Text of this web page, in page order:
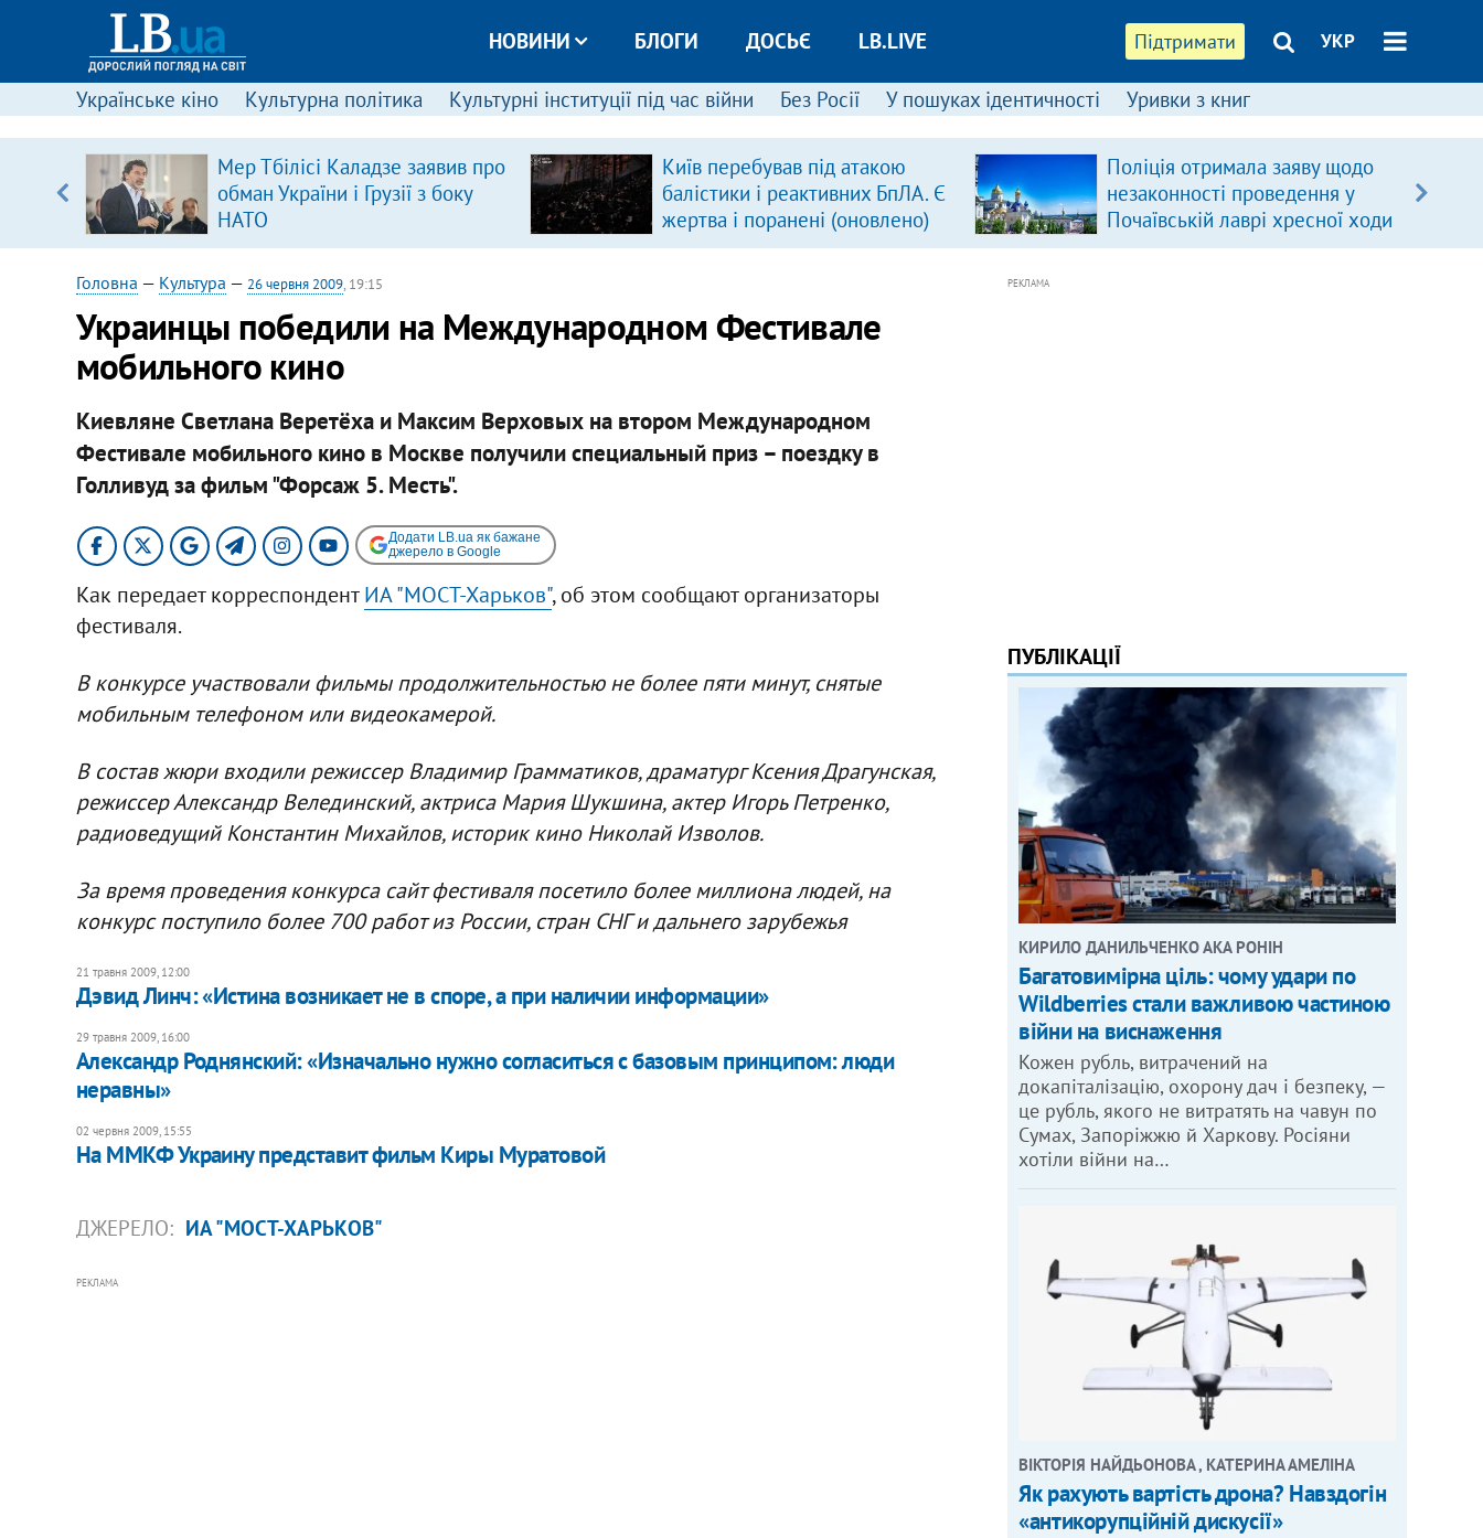
Підтримати УКР
НОВИНИ БЛОГИ ДОСЬЄ LB.LIVE
Українське кіно Культурна політика Культурні інституції під час війни Без Росії У пошуках ідентичності Уривки з книг
Мер Тбілісі Каладзе заявив про
обман України і Грузії з боку
НАТО
Київ перебував під атакою
балістики і реактивних БпЛА. Є
жертва і поранені (оновлено)
Поліція отримала заяву щодо
незаконності проведення у
Почаївській лаврі хресної ходи
Головна — Культура — 26 червня 2009, 19:15
Украинцы победили на Международном Фестивале
мобильного кино
Киевляне Светлана Веретёха и Максим Верховых на втором Международном
Фестивале мобильного кино в Москве получили специальный приз – поездку в
Голливуд за фильм "Форсаж 5. Месть".
Додати LB.ua як бажане
джерело в Google
Как передает корреспондентИА "МОСТ-Харьков", об этом сообщают организаторы
фестиваля.
В конкурсе участвовали фильмы продолжительностью не более пяти минут, снятые
мобильным телефоном или видеокамерой.
В состав жюри входили режиссер Владимир Грамматиков, драматург Ксения Драгунская,
режиссер Александр Велединский, актриса Мария Шукшина, актер Игорь Петренко,
радиоведущий Константин Михайлов, историк кино Николай Изволов.
За время проведения конкурса сайт фестиваля посетило более миллиона людей, на
конкурс поступило более 700 работ из России, стран СНГ и дальнего зарубежья
21 травня 2009, 12:00
Дэвид Линч: «Истина возникает не в споре, а при наличии информации»
29 травня 2009, 16:00
Александр Роднянский: «Изначально нужно согласиться с базовым принципом: люди
неравны»
02 червня 2009, 15:55
На ММКФ Украину представит фильм Киры Муратовой
ДЖЕРЕЛО: ИА "МОСТ-ХАРЬКОВ"
РЕКЛАМА
РЕКЛАМА
ПУБЛІКАЦІЇ
КИРИЛО ДАНИЛЬЧЕНКО АКА РОНІН
Багатовимірна ціль: чому удари по
Wildberries стали важливою частиною
війни на виснаження
Кожен рубль, витрачений на
докапіталізацію, охорону дач і безпеку, —
це рубль, якого не витратять на чавун по
Сумах, Запоріжжю й Харкову. Росіяни
хотіли війни на…
ВІКТОРІЯ НАЙДЬОНОВА , КАТЕРИНА АМЕЛІНА
Як рахують вартість дрона? Навздогін
«антикорупційній дискусії»